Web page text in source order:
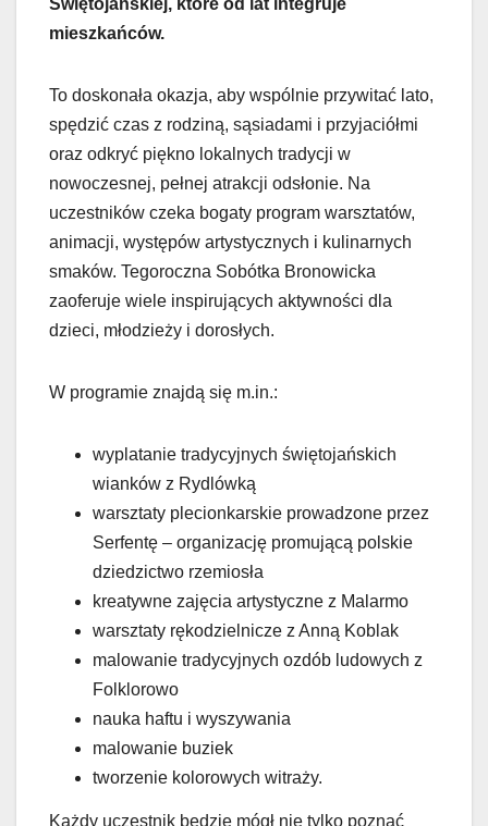
Świętojańskiej, które od lat integruje
mieszkańców.
To doskonała okazja, aby wspólnie przywitać lato,
spędzić czas z rodziną, sąsiadami i przyjaciółmi
oraz odkryć piękno lokalnych tradycji w
nowoczesnej, pełnej atrakcji odsłonie. Na
uczestników czeka bogaty program warsztatów,
animacji, występów artystycznych i kulinarnych
smaków. Tegoroczna Sobótka Bronowicka
zaoferuje wiele inspirujących aktywności dla
dzieci, młodzieży i dorosłych.
W programie znajdą się m.in.:
wyplatanie tradycyjnych świętojańskich
wianków z Rydlówką
warsztaty plecionkarskie prowadzone przez
Serfentę – organizację promującą polskie
dziedzictwo rzemiosła
kreatywne zajęcia artystyczne z Malarmo
warsztaty rękodzielnicze z Anną Koblak
malowanie tradycyjnych ozdób ludowych z
Folklorowo
nauka haftu i wyszywania
malowanie buziek
tworzenie kolorowych witraży.
Każdy uczestnik będzie mógł nie tylko poznać